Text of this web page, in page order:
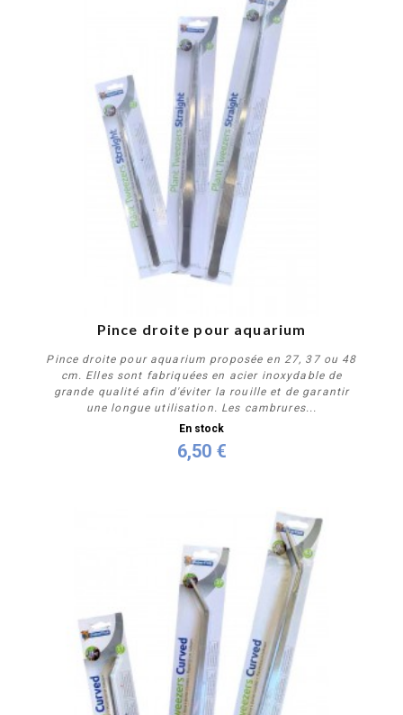
Pince droite pour aquarium
Pince droite pour aquarium proposée en 27, 37 ou 48
cm. Elles sont fabriquées en acier inoxydable de
grande qualité afin d'éviter la rouille et de garantir
une longue utilisation. Les cambrures...
En stock
6,50 €